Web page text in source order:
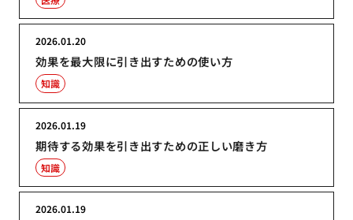
効果を最大限に引き出すための使い方
2026.01.20
知識
期待する効果を引き出すための正しい磨き方
2026.01.19
知識
2026.01.19